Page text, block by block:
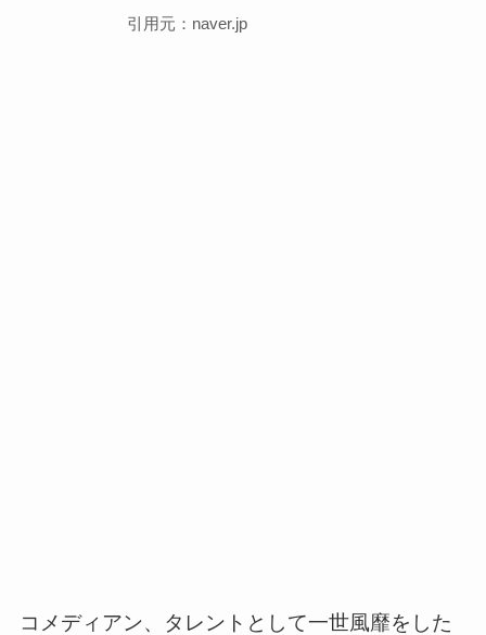
引用元：naver.jp
コメディアン、タレントとして一世風靡をした